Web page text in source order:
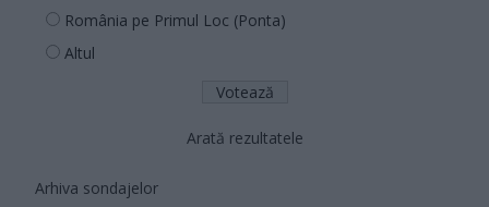
România pe Primul Loc (Ponta)
Altul
Arată rezultatele
Arhiva sondajelor